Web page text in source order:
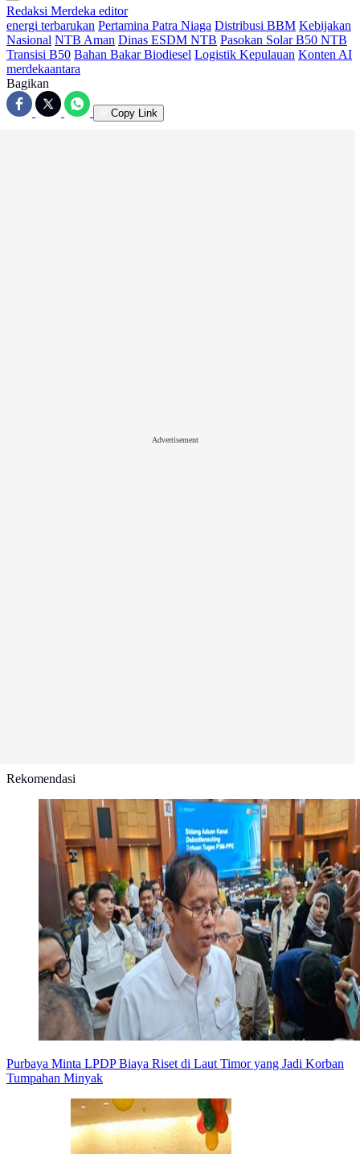
Redaksi Merdeka editor
energi terbarukan Pertamina Patra Niaga Distribusi BBM Kebijakan
Nasional NTB Aman Dinas ESDM NTB Pasokan Solar B50 NTB
Transisi B50 Bahan Bakar Biodiesel Logistik Kepulauan Konten AI
merdekaantara
Bagikan
Copy Link
Advertisement
Rekomendasi
Purbaya Minta LPDP Biaya Riset di Laut Timor yang Jadi Korban
Tumpahan Minyak